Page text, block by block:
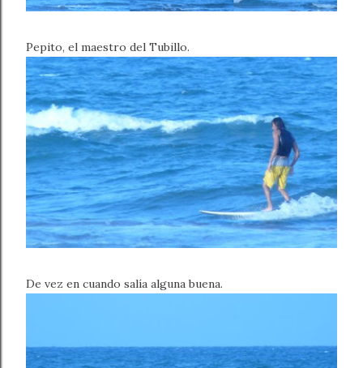
Pepito, el maestro del Tubillo.
De vez en cuando salía alguna buena.